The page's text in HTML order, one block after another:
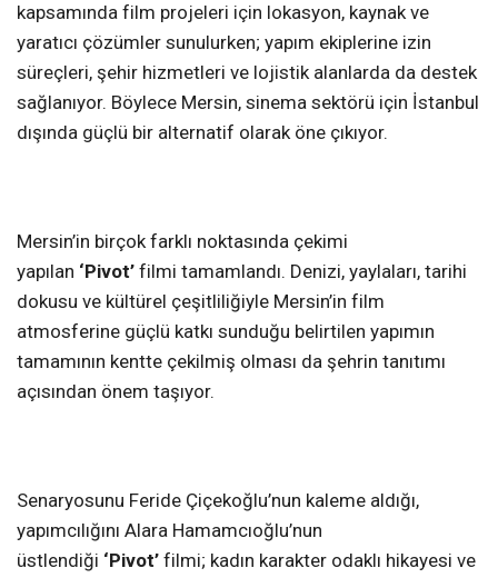
kapsamında film projeleri için lokasyon, kaynak ve
yaratıcı çözümler sunulurken; yapım ekiplerine izin
süreçleri, şehir hizmetleri ve lojistik alanlarda da destek
sağlanıyor. Böylece Mersin, sinema sektörü için İstanbul
dışında güçlü bir alternatif olarak öne çıkıyor.
Mersin’in birçok farklı noktasında çekimi
yapılan ‘Pivot’ filmi tamamlandı. Denizi, yaylaları, tarihi
dokusu ve kültürel çeşitliliğiyle Mersin’in film
atmosferine güçlü katkı sunduğu belirtilen yapımın
tamamının kentte çekilmiş olması da şehrin tanıtımı
açısından önem taşıyor.
Senaryosunu Feride Çiçekoğlu’nun kaleme aldığı,
yapımcılığını Alara Hamamcıoğlu’nun
üstlendiği ‘Pivot’ filmi; kadın karakter odaklı hikayesi ve